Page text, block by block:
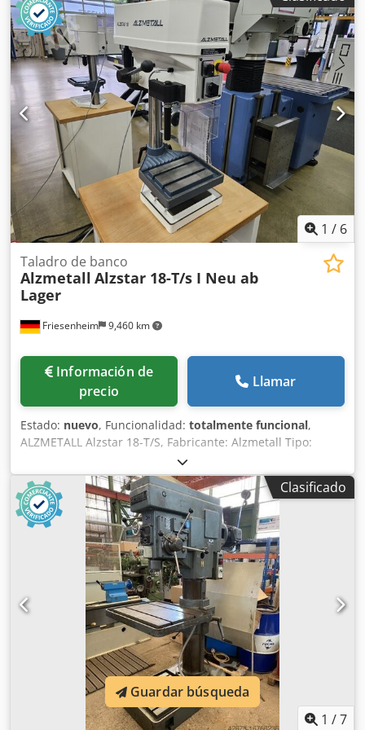
Lubricación centralizada - Cuadro de control en la parte
trasera de la máquina - Panel de control giratorio -
Montada sobre una placa de acero (700 x 650 x 40 mm) con
ajuste preciso de la altura Espacio requerido (largo x
ancho x alto): 1200 x 700 x 2530 mm Peso: aprox. 1000 kg
En buen estado.
1 / 6
Friesenheim 9,460 km
Taladro de banco
Alzmetall Alzstar 18-T/s I Neu ab
Lager
Información de
precio
Llamar
Estado: nuevo, Funcionalidad: totalmente funcional,
ALZMETALL Alzstar 18-T/S, Fabricante: Alzmetall Tipo:
Alzstar 18-T/S Estado: Nuevo / Máquina de demostración
Capacidad de perforación en acero St 60: 18 mm,
Rosqueado en acero St 60: M 12, Rosqueado en fundición
GG 20: M 14, Husillo corto: MK 2, Velocidad del husillo:
225-4.300 rpm, Recorrido del husillo: 80 mm, Voladizo: 190
mm, Diámetro de la columna: 65 mm, Mesa de la máquina
– superficie útil: 300x240 mm, Número de ranuras en T –
ancho – distancia: 2 x 12 x 80 mm, Distancia husillo-mesa
de la máquina mín./máx.: 75/357 mm, Placa base de la
máquina – superficie útil: 300x240 mm, Número de
ranuras en T – ancho – distancia: 2 x 12 x 80 mm, Distancia
husillo-placa base mín./máx.: 437/437 mm, Avance
manual, Ajuste de la altura de la mesa de la máquina:
manivela, Csdjy S Au Uspfx Ahlsrf Potencia total requerida:
0,37/0,55 kW, Altura de la máquina: 840 mm, Peso: 110 kg
Equipamiento de serie: Interruptor principal con
Clasificado
1 /7
Guardar búsqueda